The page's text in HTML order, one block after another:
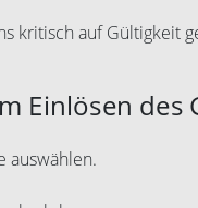
kritisch auf Gültigkeit
Einlösen des
auswählen.